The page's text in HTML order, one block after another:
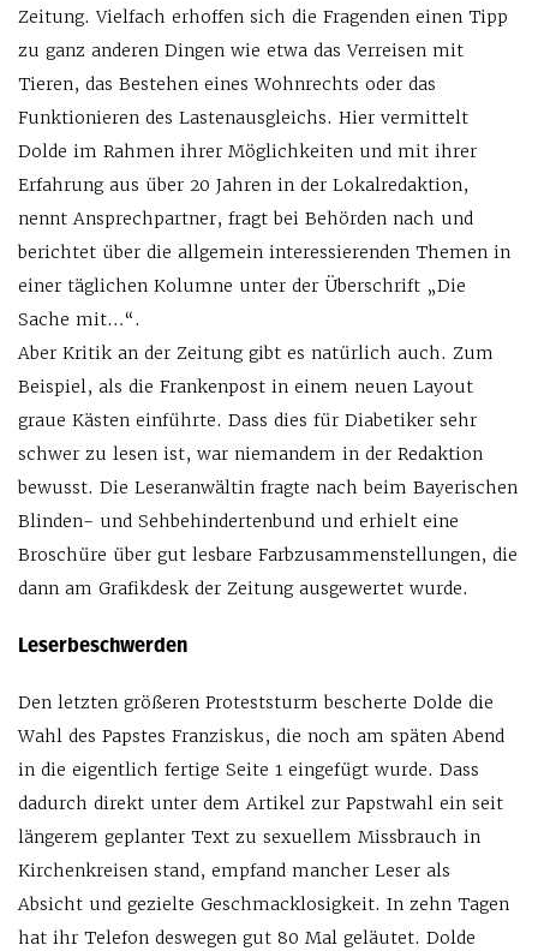
Zeitung. Vielfach erhoffen sich die Fragenden einen Tipp
zu ganz anderen Dingen wie etwa das Verreisen mit
Tieren, das Bestehen eines Wohnrechts oder das
Funktionieren des Lastenausgleichs. Hier vermittelt
Dolde im Rahmen ihrer Möglichkeiten und mit ihrer
Erfahrung aus über 20 Jahren in der Lokalredaktion,
nennt Ansprechpartner, fragt bei Behörden nach und
berichtet über die allgemein interessierenden Themen in
einer täglichen Kolumne unter der Überschrift „Die
Sache mit…“.
Aber Kritik an der Zeitung gibt es natürlich auch. Zum
Beispiel, als die Frankenpost in einem neuen Layout
graue Kästen einführte. Dass dies für Diabetiker sehr
schwer zu lesen ist, war niemandem in der Redaktion
bewusst. Die Leseranwältin fragte nach beim Bayerischen
Blinden- und Sehbehindertenbund und erhielt eine
Broschüre über gut lesbare Farbzusammenstellungen, die
dann am Grafikdesk der Zeitung ausgewertet wurde.
Leserbeschwerden
Den letzten größeren Proteststurm bescherte Dolde die
Wahl des Papstes Franziskus, die noch am späten Abend
in die eigentlich fertige Seite 1 eingefügt wurde. Dass
dadurch direkt unter dem Artikel zur Papstwahl ein seit
längerem geplanter Text zu sexuellem Missbrauch in
Kirchenkreisen stand, empfand mancher Leser als
Absicht und gezielte Geschmacklosigkeit. In zehn Tagen
hat ihr Telefon deswegen gut 80 Mal geläutet. Dolde